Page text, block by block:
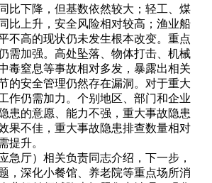
比下降，但基数依然较大；轻工、煤
比上升，安全风险相对较高；渔业船
不高的现状仍未发生根本改变。重点
需加强。高处坠落、物体打击、机械
毒窒息等事故相对多发，暴露出相关
的安全管理仍然存在漏洞。对于重大
作仍需加力。个别地区、部门和企业
患的意愿、能力不强，重大事故隐患
果不佳，重大事故隐患排查数量相对
提升。
厅）相关负责同志介绍，下一步，
，深化小餐馆、养老院等重点场所消